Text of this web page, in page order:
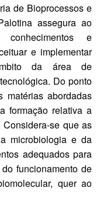
de Bioprocessos e
assegura ao
e
e implementar
da área de
Do ponto
matérias abordadas
formação relativa a
se que as
microbiologia e da
adequados para
funcionamento de
quer ao